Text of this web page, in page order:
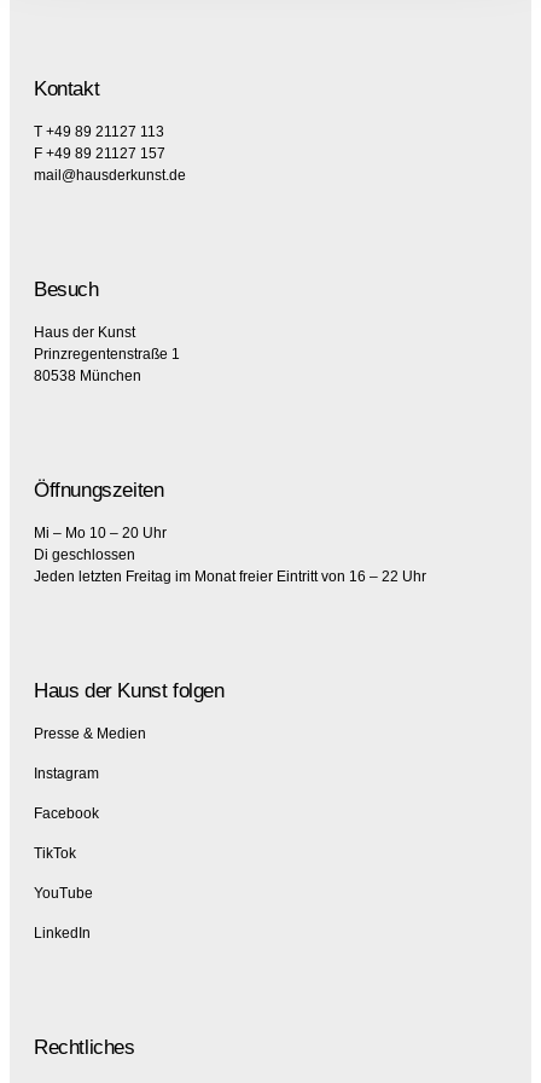
Kontakt
T +49 89 21127 113
F +49 89 21127 157
mail@hausderkunst.de
Besuch
Haus der Kunst
Prinzregentenstraße 1
80538 München
Öffnungszeiten
Mi – Mo 10 – 20 Uhr
Di geschlossen
Jeden letzten Freitag im Monat freier Eintritt von 16 – 22 Uhr
Haus der Kunst folgen
Presse & Medien
Instagram
Facebook
TikTok
YouTube
LinkedIn
Rechtliches